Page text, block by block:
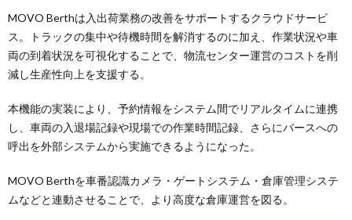
MOVO Berthは入出荷業務の改善をサポートするクラウドサービ
ス。トラックの集中や待機時間を解消するのに加え、作業状況や車
両の到着状況を可視化することで、物流センター運営のコストを削
減し生産性向上を支援する。
本機能の実装により、予約情報をシステム間でリアルタイムに連携
し、車両の入退場記録や現場での作業時間記録、さらにバースへの
呼出を外部システムから実施できるようになった。
MOVO Berthを車番認識カメラ・ゲートシステム・倉庫管理システ
ムなどと連動させることで、より高度な倉庫運営を図る。